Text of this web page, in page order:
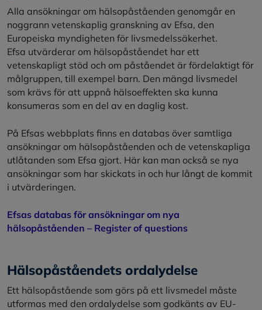
Alla ansökningar om hälsopåståenden genomgår en
noggrann vetenskaplig granskning av Efsa, den
Europeiska myndigheten för livsmedelssäkerhet.
Efsa utvärderar om hälsopåståendet har ett
vetenskapligt stöd och om påståendet är fördelaktigt för
målgruppen, till exempel barn. Den mängd livsmedel
som krävs för att uppnå hälsoeffekten ska kunna
konsumeras som en del av en daglig kost.
På Efsas webbplats finns en databas över samtliga
ansökningar om hälsopåståenden och de vetenskapliga
utlåtanden som Efsa gjort. Här kan man också se nya
ansökningar som har skickats in och hur långt de kommit
i utvärderingen.
Efsas databas för ansökningar om nya
hälsopåståenden – Register of questions
Hälsopåståendets ordalydelse
Ett hälsopåstående som görs på ett livsmedel måste
utformas med den ordalydelse som godkänts av EU-